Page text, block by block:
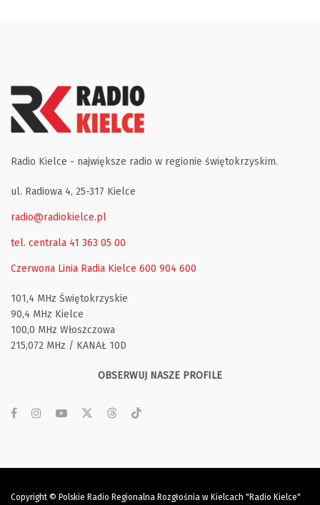
Radio Kielce - największe radio w regionie świętokrzyskim.
ul. Radiowa 4, 25-317 Kielce
radio@radiokielce.pl
tel. centrala 41 363 05 00
Czerwona Linia Radia Kielce 600 904 600
101,4 MHz Świętokrzyskie
90,4 MHz Kielce
100,0 MHz Włoszczowa
215,072 MHz / KANAŁ 10D
OBSERWUJ NASZE PROFILE
Copyright © Polskie Radio Regionalna Rozgłośnia w Kielcach "Radio Kielce"